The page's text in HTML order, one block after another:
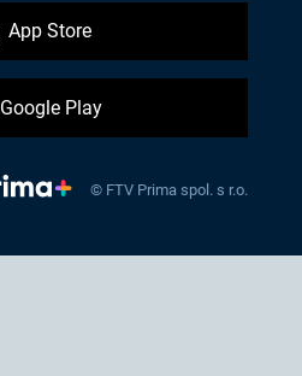
App Store
Google Play
© FTV Prima spol. s r.o.